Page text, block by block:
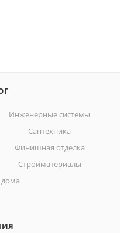
Инженерные системы
Сантехника
Финишная отделка
Стройматериалы